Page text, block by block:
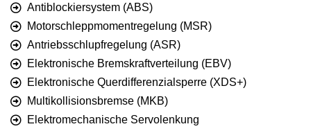
Antiblockiersystem (ABS)
Motorschleppmomentregelung (MSR)
Antriebsschlupfregelung (ASR)
Elektronische Bremskraftverteilung (EBV)
Elektronische Querdifferenzialsperre (XDS+)
Multikollisionsbremse (MKB)
Elektromechanische Servolenkung